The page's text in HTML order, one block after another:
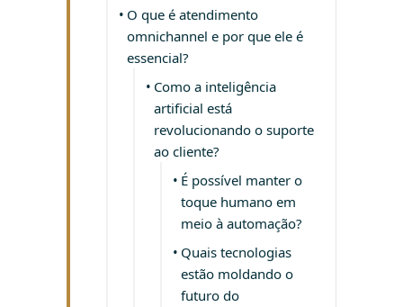
O que é atendimento
omnichannel e por que ele é
essencial?
Como a inteligência
artificial está
revolucionando o suporte
ao cliente?
É possível manter o
toque humano em
meio à automação?
Quais tecnologias
estão moldando o
futuro do